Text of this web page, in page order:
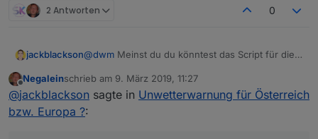
+i+".severity",0);/setstate(channelid+".
;" schedule/("*/*",/function()
eout:/10000,/followredirect:/true,/maxre
directs:/},/function(error,/response,/bo
dy)/(response.statuscode="="
200)/processdata(body);/<e="">
2 Antworten 0
jackblackson@dwm
Forum das Format verhaut zu haben.
Offline
Negaleinschrieb am 9. März 2019, 11:27
zuletzt editiert von
@jackblackson sagte in Unwetterwarnung für Österreich
bzw. Europa ?: